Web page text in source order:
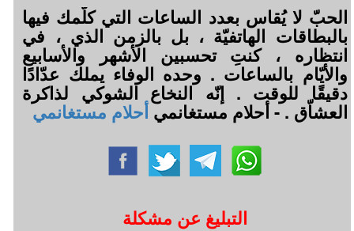
الحبّ لا يُقاس بعدد الساعات التي كلّمك فيها
بالبطاقات الهاتفيّة ، بل بالزمن الذي ، في
انتظاره ، كنتِ تحسبين الأشهر والأسابيع
والأيّام بالساعات . وحده الوفاء يملك عدّادًا
دقيقًا للوقت . إنّه النخاع الشوكي لذاكرة
العشاّق . - أحلام مستغانميأحلام مستغانمي
التبليغ عن مشكلة